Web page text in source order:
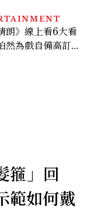
朗》線上看6大看
然為戲自備高訂，
箍」回
如何戴